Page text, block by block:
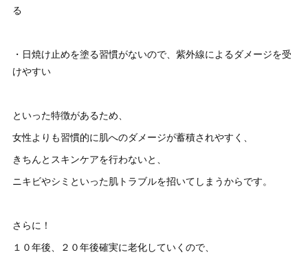
る
・日焼け止めを塗る習慣がないので、紫外線によるダメージを受
けやすい
といった特徴があるため、
女性よりも習慣的に肌へのダメージが蓄積されやすく、
きちんとスキンケアを行わないと、
ニキビやシミといった肌トラブルを招いてしまうからです。
さらに！
１０年後、２０年後確実に老化していくので、